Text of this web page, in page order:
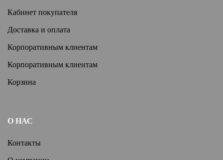
Кабинет покупателя
Доставка и оплата
Корпоративным клиентам
Корпоративным клиентам
Корзина
О НАС
Контакты